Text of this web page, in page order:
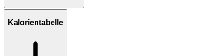
Kalorientabelle